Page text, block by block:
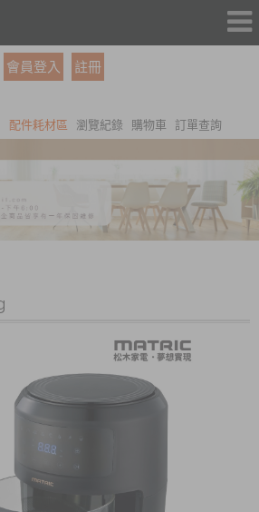
會員登入 註冊
配件耗材區 瀏覽紀錄 購物車 訂單查詢